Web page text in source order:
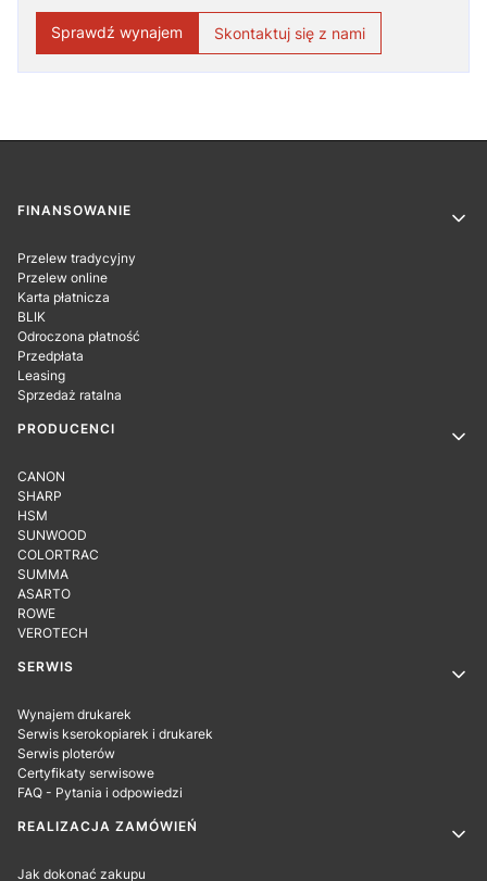
Sprawdź wynajem Skontaktuj się z nami
Linki w stopce
FINANSOWANIE
Przelew tradycyjny
Przelew online
Karta płatnicza
BLIK
Odroczona płatność
Przedpłata
Leasing
Sprzedaż ratalna
PRODUCENCI
CANON
SHARP
HSM
SUNWOOD
COLORTRAC
SUMMA
ASARTO
ROWE
VEROTECH
SERWIS
Wynajem drukarek
Serwis kserokopiarek i drukarek
Serwis ploterów
Certyfikaty serwisowe
FAQ - Pytania i odpowiedzi
REALIZACJA ZAMÓWIEŃ
Jak dokonać zakupu